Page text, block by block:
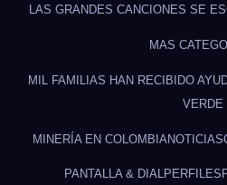
LAS GRANDES CANCIONES SE
MAS
MIL FAMILIAS HAN RECIBIDO
VERDE
MINERÍA EN COLOMBIANOTICIAS
PANTALLA & DIALPERFILES